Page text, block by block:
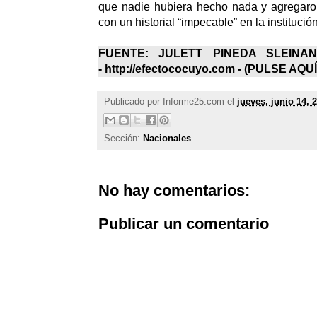
que nadie hubiera hecho nada y
con un historial “impecable” en la
FUENTE: JULETT PINEDA
- http://efectococuyo.com - (PULSE AQUÍ
Publicado por Informe25.com el jueves, junio 14,
Sección: Nacionales
No hay comentarios:
Publicar un comentario